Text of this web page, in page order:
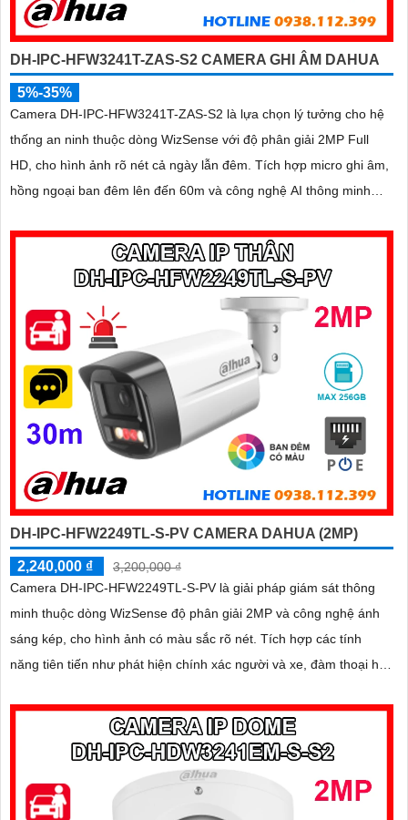
DH-IPC-HFW3241T-ZAS-S2 CAMERA GHI ÂM DAHUA
5%-35%
Camera DH-IPC-HFW3241T-ZAS-S2 là lựa chọn lý tưởng cho hệ
thống an ninh thuộc dòng WizSense với độ phân giải 2MP Full
HD, cho hình ảnh rõ nét cả ngày lẫn đêm. Tích hợp micro ghi âm,
hồng ngoại ban đêm lên đến 60m và công nghệ AI thông minh
DH-IPC-HFW2249TL-S-PV CAMERA DAHUA (2MP)
2,240,000 ₫
3,200,000 ₫
Camera DH-IPC-HFW2249TL-S-PV là giải pháp giám sát thông
minh thuộc dòng WizSense độ phân giải 2MP và công nghệ ánh
sáng kép, cho hình ảnh có màu sắc rõ nét. Tích hợp các tính
năng tiên tiến như phát hiện chính xác người và xe, đàm thoại hai
30m, camera giúp nâng cao hiệu quả an ninh một cách toàn diện
chuẩn IP67 lắp ngoài trời